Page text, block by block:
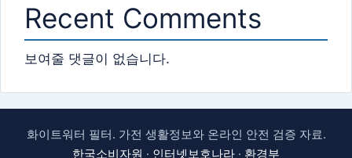
Recent Comments
보여줄 댓글이 없습니다.
화이트워터 필터. 가전 생활정보와 온라인 안전 검증 자료.
한국소비자원 · 인터넷보호나라 · 환경부